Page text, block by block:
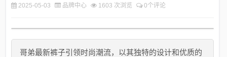
2025-05-03 品牌中心 1603 次浏览 0个评论
哥弟最新裤子引领时尚潮流，以其独特的设计和优质的